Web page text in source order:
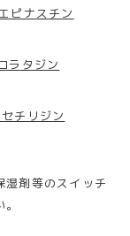
スチン
ジン
ジン
湿剤等のスイッチ